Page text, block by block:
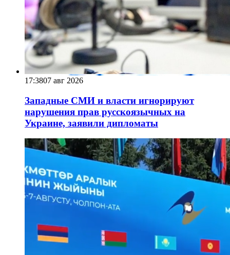
17:3807 авг 2026
Западные СМИ и власти игнорируют
нарушения прав русскоязычных на
Украине, заявили дипломаты